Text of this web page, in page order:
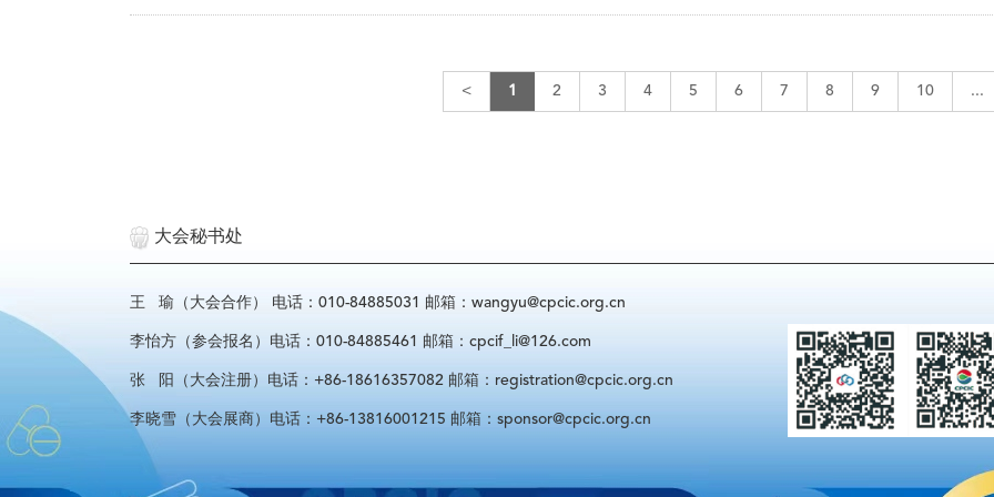
< 1 2 3 4 5 6 7 8 9 10 ...
大会秘书处
王 瑜（大会合作） 电话：010-84885031 邮箱：wangyu@cpcic.org.cn
李怡方（参会报名）电话：010-84885461 邮箱：cpcif_li@126.com
张 阳（大会注册）电话：+86-18616357082 邮箱：registration@cpcic.org.cn
李晓雪（大会展商）电话：+86-13816001215 邮箱：sponsor@cpcic.org.cn